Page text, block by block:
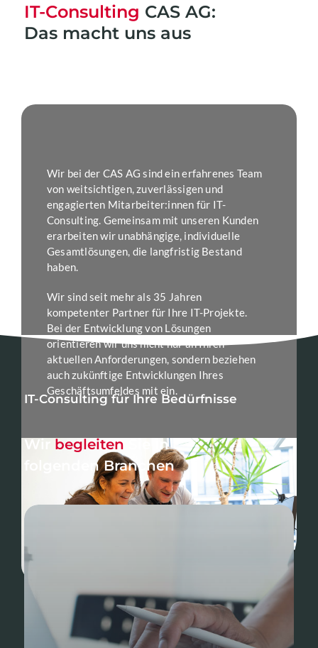
IT-Consulting CAS AG:
Das macht uns aus
Wir bei der CAS AG sind ein erfahrenes Team
von weitsichtigen, zuverlässigen und
engagierten Mitarbeiter:innen für IT-
Consulting. Gemeinsam mit unseren Kunden
erarbeiten wir unabhängige, individuelle
Gesamtlösungen, die langfristig Bestand
haben.
Wir sind seit mehr als 35 Jahren
kompetenter Partner für Ihre IT-Projekte.
Bei der Entwicklung von Lösungen
orientieren wir uns nicht nur an Ihren
aktuellen Anforderungen, sondern beziehen
auch zukünftige Entwicklungen Ihres
Geschäftsumfeldes mit ein.
IT-Consulting für Ihre Bedürfnisse
Wir begleiten Sie in
folgenden Branchen